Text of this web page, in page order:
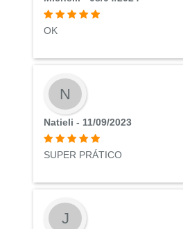
OK
N
Natieli - 11/09/2023
SUPER PRÁTICO
J